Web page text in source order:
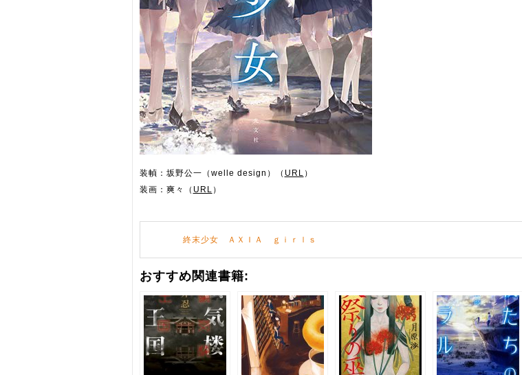
装幀：坂野公一（welle design）（ URL ）
装画：爽々（ URL ）
終末少女 ＡＸＩＡ ｇｉｒｌｓ
おすすめ関連書籍: